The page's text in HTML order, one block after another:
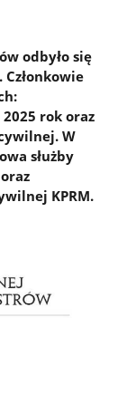
odbyło się
Członkowie
2025 rok oraz
W
służby
KPRM.